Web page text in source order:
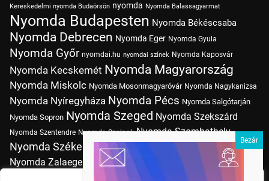
Kereskedelmi nyomda Budaörsön nyomda Nyomda Balassagyarmat
Nyomda Budapesten Nyomda Békéscsaba
Nyomda Debrecen Nyomda Eger Nyomda Gyula
Nyomda Győr nyomdai.hu nyomdai színek Nyomda Kaposvár
Nyomda Kecskemét Nyomda Magyarország
Nyomda Miskolc Nyomda Mosonmagyaróvár Nyomda Nagykanizsa
Nyomda Nyíregyháza Nyomda Pécs Nyomda Salgótarján
Nyomda Sopron Nyomda Szeged Nyomda Szekszárd
Nyomda Szentendre Nyomda Szolnok Nyomda Szombathely
Nyomda Székesfehérvár Nyomda Tatabánya Nyomda Vác
Nyomda Zalaegerszeg Nyomda Érd nyomtatás